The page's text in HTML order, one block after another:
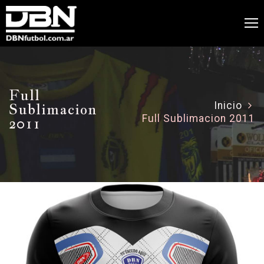
Full
Sublimacion
2011
Inicio
Full Sublimacion 2011